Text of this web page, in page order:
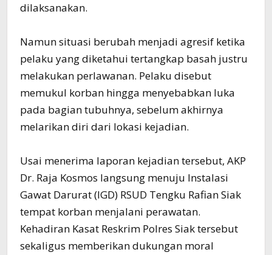
dilaksanakan.
Namun situasi berubah menjadi agresif ketika
pelaku yang diketahui tertangkap basah justru
melakukan perlawanan. Pelaku disebut
memukul korban hingga menyebabkan luka
pada bagian tubuhnya, sebelum akhirnya
melarikan diri dari lokasi kejadian.
Usai menerima laporan kejadian tersebut, AKP
Dr. Raja Kosmos langsung menuju Instalasi
Gawat Darurat (IGD) RSUD Tengku Rafian Siak
tempat korban menjalani perawatan.
Kehadiran Kasat Reskrim Polres Siak tersebut
sekaligus memberikan dukungan moral